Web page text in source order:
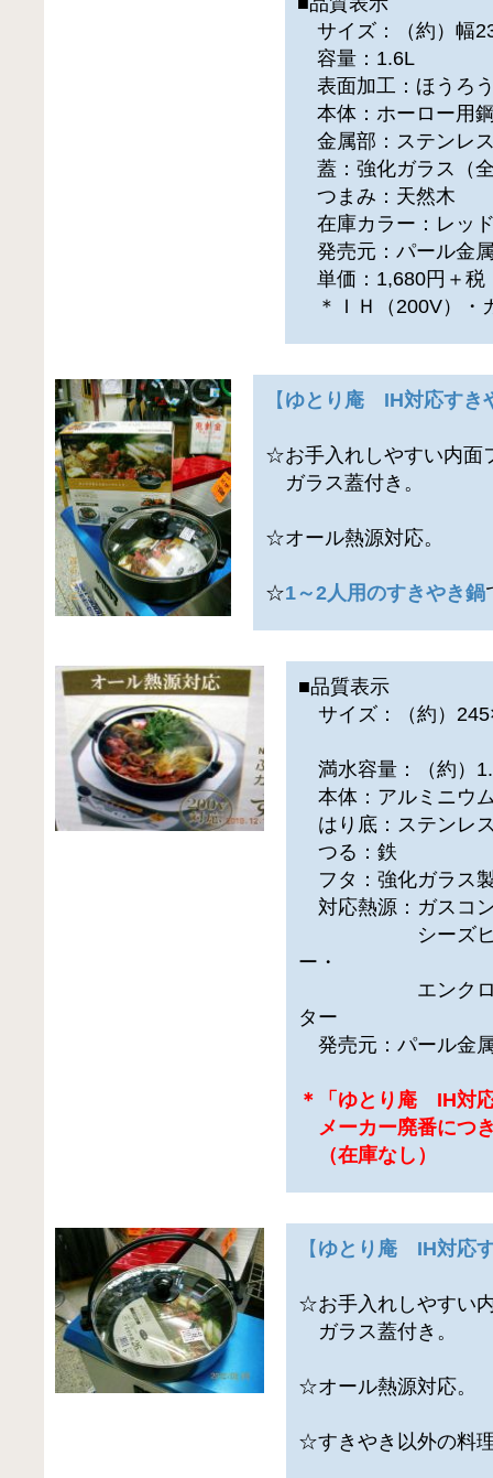
サイズ：（約）幅
容量：1.6L
表面加工：ほうろ
本体：ホーロー用
金属部：ステンレ
蓋：強化ガラス（
つまみ：天然木
在庫カラー：レッ
発売元：パール金
単価：1,680円＋税
＊ＩＨ（200V）・
【 ゆとり庵 IH対応すき
☆お手入れしやすい内面
ガラス蓋付き。
☆オール熱源対応。
☆1～2人用のすきやき鍋
■品質表示
サイズ：（約）
満水容量：（約）
本体：アルミニウ
はり底：ステンレ
つる：鉄
フタ：強化ガラス
対応熱源：ガスコ
シーズヒータ
ー・
エンクロヒー
ター
発売元：パール金
＊「ゆとり庵 IH対
メーカー廃番につ
（在庫なし）
【 ゆとり庵 IH対応
☆お手入れしやすい
ガラス蓋付き。
☆オール熱源対応。
☆すきやき以外の料